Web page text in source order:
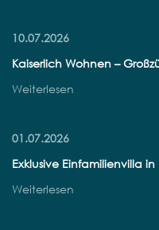
10.07.2026
Kaiserlich Wohnen –
Weiterlesen
01.07.2026
Exklusive Einfamilienvilla
Weiterlesen